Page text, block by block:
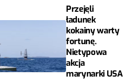
Przejęli
ładunek
kokainy warty
fortunę.
Nietypowa
akcja
marynarki USA